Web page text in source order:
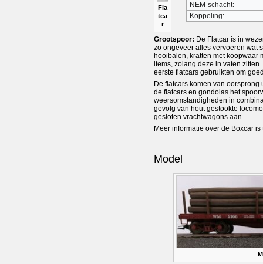
NEM-schacht:
Koppeling:
Fla
tca
r
Grootspoor: De Flatcar is in
zo ongeveer alles vervoeren wat
hooibalen, kratten met koopwaar
items, zolang deze in vaten
eerste flatcars gebruikten om
De flatcars komen van
de flatcars en gondolas het
weersomstandigheden in
gevolg van hout gestookte
gesloten vrachtwagons aan.
Meer informatie over de Boxcar
Model